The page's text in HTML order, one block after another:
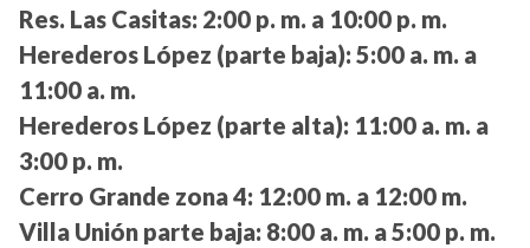
Res. Las Casitas: 2:00 p. m. a 10:00 p. m.
Herederos López (parte baja): 5:00 a. m. a
11:00 a. m.
Herederos López (parte alta): 11:00 a. m. a
3:00 p. m.
Cerro Grande zona 4: 12:00 m. a 12:00 m.
Villa Unión parte baja: 8:00 a. m. a 5:00 p. m.